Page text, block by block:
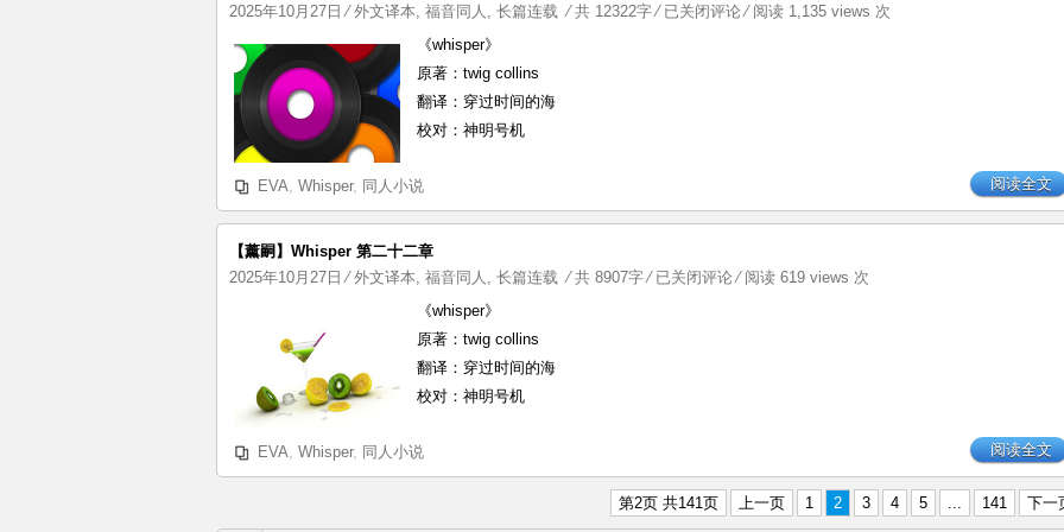
2025年10月27日 ⁄外文译本, 福音同人 , 长篇连载 ⁄ 共 12322字⁄ 【薰
已关闭评论⁄ 阅读 1,135 views 次
《whisper》
原著：twig collins
翻译：穿过时间的海
校对：神明号机
EVA, Whisper, 同人小说 阅读全文
【薰嗣】Whisper 第二十二章
2025年10月27日 ⁄外文译本, 福音同人 , 长篇连载 ⁄ 共 8907字⁄ 【薰
已关闭评论⁄ 阅读 619 views 次
《whisper》
原著：twig collins
翻译：穿过时间的海
校对：神明号机
EVA, Whisper, 同人小说 阅读全文
第2页 共141页 上一页 1 2 3 4 5 ... 141 下一